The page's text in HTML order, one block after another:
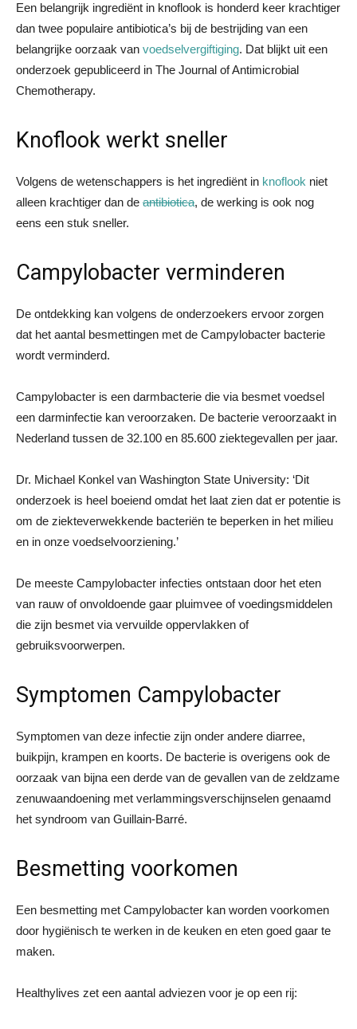
Een belangrijk ingrediënt in knoflook is honderd keer krachtiger
dan twee populaire antibiotica’s bij de bestrijding van een
belangrijke oorzaak van voedselvergiftiging. Dat blijkt uit een
onderzoek gepubliceerd in The Journal of Antimicrobial
Chemotherapy.
Knoflook werkt sneller
Volgens de wetenschappers is het ingrediënt in knoflook niet
alleen krachtiger dan de antibiotica, de werking is ook nog
eens een stuk sneller.
Campylobacter verminderen
De ontdekking kan volgens de onderzoekers ervoor zorgen
dat het aantal besmettingen met de Campylobacter bacterie
wordt verminderd.
Campylobacter is een darmbacterie die via besmet voedsel
een darminfectie kan veroorzaken. De bacterie veroorzaakt in
Nederland tussen de 32.100 en 85.600 ziektegevallen per jaar.
Dr. Michael Konkel van Washington State University: ‘Dit
onderzoek is heel boeiend omdat het laat zien dat er potentie is
om de ziekteverwekkende bacteriën te beperken in het milieu
en in onze voedselvoorziening.’
De meeste Campylobacter infecties ontstaan door het eten
van rauw of onvoldoende gaar pluimvee of voedingsmiddelen
die zijn besmet via vervuilde oppervlakken of
gebruiksvoorwerpen.
Symptomen Campylobacter
Symptomen van deze infectie zijn onder andere diarree,
buikpijn, krampen en koorts. De bacterie is overigens ook de
oorzaak van bijna een derde van de gevallen van de zeldzame
zenuwaandoening met verlammingsverschijnselen genaamd
het syndroom van Guillain-Barré.
Besmetting voorkomen
Een besmetting met Campylobacter kan worden voorkomen
door hygiënisch te werken in de keuken en eten goed gaar te
maken.
Healthylives zet een aantal adviezen voor je op een rij: